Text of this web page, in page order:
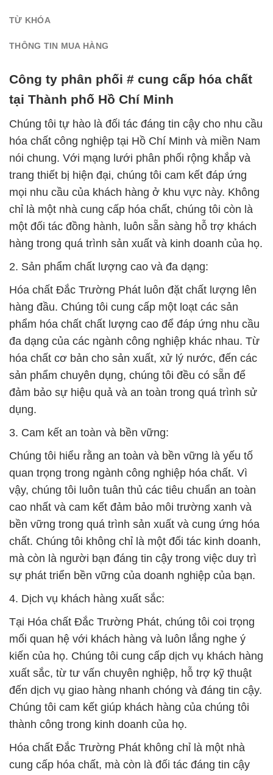
TỪ KHÓA
THÔNG TIN MUA HÀNG
Công ty phân phối # cung cấp hóa chất
tại Thành phố Hồ Chí Minh
Chúng tôi tự hào là đối tác đáng tin cậy cho nhu cầu
hóa chất công nghiệp tại Hồ Chí Minh và miền Nam
nói chung. Với mạng lưới phân phối rộng khắp và
trang thiết bị hiện đại, chúng tôi cam kết đáp ứng
mọi nhu cầu của khách hàng ở khu vực này. Không
chỉ là một nhà cung cấp hóa chất, chúng tôi còn là
một đối tác đồng hành, luôn sẵn sàng hỗ trợ khách
hàng trong quá trình sản xuất và kinh doanh của họ.
2. Sản phẩm chất lượng cao và đa dạng:
Hóa chất Đắc Trường Phát luôn đặt chất lượng lên
hàng đầu. Chúng tôi cung cấp một loạt các sản
phẩm hóa chất chất lượng cao để đáp ứng nhu cầu
đa dạng của các ngành công nghiệp khác nhau. Từ
hóa chất cơ bản cho sản xuất, xử lý nước, đến các
sản phẩm chuyên dụng, chúng tôi đều có sẵn để
đảm bảo sự hiệu quả và an toàn trong quá trình sử
dụng.
3. Cam kết an toàn và bền vững:
Chúng tôi hiểu rằng an toàn và bền vững là yếu tố
quan trọng trong ngành công nghiệp hóa chất. Vì
vậy, chúng tôi luôn tuân thủ các tiêu chuẩn an toàn
cao nhất và cam kết đảm bảo môi trường xanh và
bền vững trong quá trình sản xuất và cung ứng hóa
chất. Chúng tôi không chỉ là một đối tác kinh doanh,
mà còn là người bạn đáng tin cậy trong việc duy trì
sự phát triển bền vững của doanh nghiệp của bạn.
4. Dịch vụ khách hàng xuất sắc:
Tại Hóa chất Đắc Trường Phát, chúng tôi coi trọng
mối quan hệ với khách hàng và luôn lắng nghe ý
kiến của họ. Chúng tôi cung cấp dịch vụ khách hàng
xuất sắc, từ tư vấn chuyên nghiệp, hỗ trợ kỹ thuật
đến dịch vụ giao hàng nhanh chóng và đáng tin cậy.
Chúng tôi cam kết giúp khách hàng của chúng tôi
thành công trong kinh doanh của họ.
Hóa chất Đắc Trường Phát không chỉ là một nhà
cung cấp hóa chất, mà còn là đối tác đáng tin cậy